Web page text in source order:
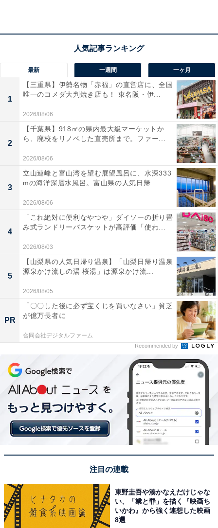
ュしたい人や、地元の食材を活かしたやさしい料理を味
わいたい人におすすめの宿です。
あわせて読みたい
【群馬県の人気ホテル】「伊香保温泉 ホテル
木暮」が選ばれる理由
楽天トラベルの「クーポン祭」とは？
楽天トラベルでは、定期的に「クーポン祭」を開催。人
気の宿やホテルを対象に、宿泊予約で使えるお得な割引
クーポンを配布します。
クーポンは、国内宿泊や海外ツアー、レンタカーなど、
さまざまな旅行商品で利用可能。複数のクーポンを組み
合わせて、さらに割引率をアップできる場合もありま
す。賢く旅の計画を立てて、お得に旅行を楽しみましょ
最新 一週間 一ヶ月
1
【三重県】伊勢名物「赤福」の直営店に、全国
唯一のコメダ大判焼き店も！ 東名阪・伊...
2026/08/06
2
【千葉県】918㎡の県内最大級マーケットか
ら、廃校をリノベした直売所まで。ファー...
2026/08/06
3
立山連峰と富山湾を望む展望風呂に、水深333
mの海洋深層水風呂。富山県の人気日帰...
2026/08/06
4
「これ絶対に便利なやつや」ダイソーの折り畳
み式ランドリーバスケットが高評価「使わ...
2026/08/03
5
【山梨県の人気日帰り温泉】「山梨日帰り温泉
源泉かけ流しの湯 桜湯」は源泉かけ流...
2026/08/05
PR
「〇〇した後に必ず宝くじを買いなさい」貧乏
が億万長者に
合同会社デジタルファーム
Recommended by
注目の連載
東野圭吾や湊かなえだけじゃな
い、「業と罪」を描く『映画ち
いかわ』から強く連想した映画
8選